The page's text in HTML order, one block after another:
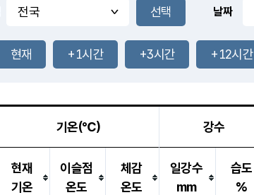
날짜
현재 +1시간 +3시간 +12시간
기온(℃) 강수
현재
기온
이슬점
온도
체감
온도
일강수
mm
습도
%